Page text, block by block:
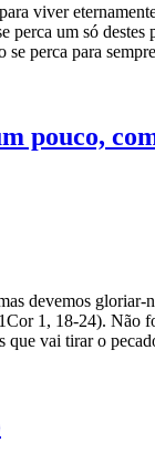
viver
perca um só
perca para
pouco,
devemos
1, 18-24).
vai tirar o